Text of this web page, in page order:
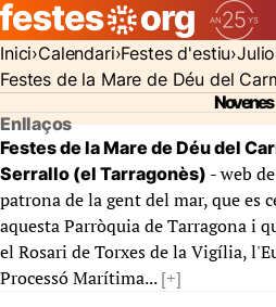
Inici Calendari Festes d'estiu
Festes de la Mare de Déu del
Novenes
Enllaços
Festes de la Mare de Déu del
Serrallo (el Tarragonès) - web
patrona de la gent del mar, que es
aquesta Parròquia de Tarragona i
el Rosari de Torxes de la Vigília,
Processó Marítima...[+]